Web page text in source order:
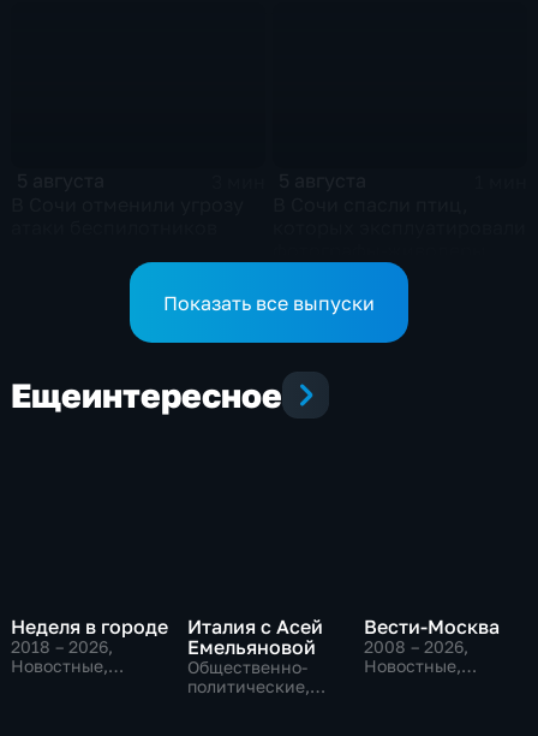
Показать все выпуски
Ещеинтересное
Неделя в городе
2018 – 2026,
Новостные,
Италия с Асей
Емельяновой
Общественно-
политические,
Вести-Москва
2008 – 2026,
Новостные,